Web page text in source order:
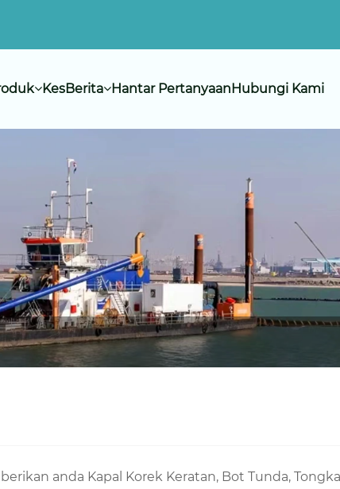
KesBerita Hantar PertanyaanHubungi Kami
anda Kapal Korek Keratan, Bot Tunda,